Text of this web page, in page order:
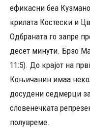
ефикасни беа
крилата Костески и
Одбраната го запре
десет минути. Брзо
11:5). До крајот на
Коњичанин имаа
досудени седмерци
словенечката
полувреме.